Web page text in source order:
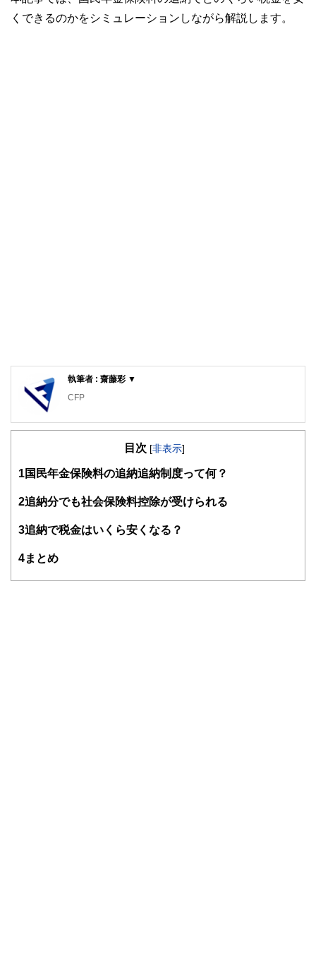
くできるのかをシミュレーションしながら解説します。
執筆者 : 齋藤彩 ▼
CFP
目次 [非表示]
1 国民年金保険料の追納追納制度って何？
2追納分でも社会保険料控除が受けられる
3追納で税金はいくら安くなる？
4まとめ